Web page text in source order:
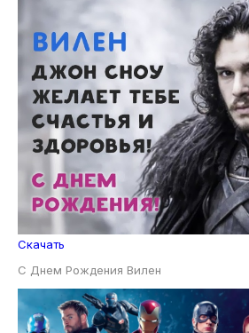
Скачать
С Днем Рождения Вилен